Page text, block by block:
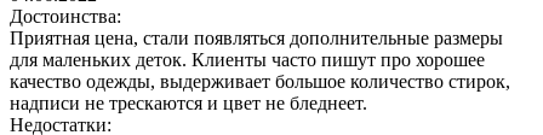
Достоинства:
Приятная цена, стали появляться дополнительные размеры
для маленьких деток. Клиенты часто пишут про хорошее
качество одежды, выдерживает большое количество стирок,
надписи не трескаются и цвет не бледнеет.
Недостатки: